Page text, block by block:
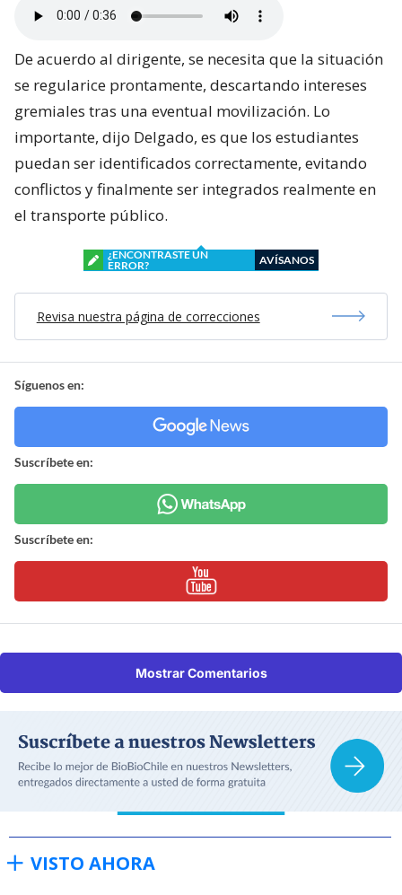
De acuerdo al dirigente, se necesita que la situación
se regularice prontamente, descartando intereses
gremiales tras una eventual movilización. Lo
importante, dijo Delgado, es que los estudiantes
puedan ser identificados correctamente, evitando
conflictos y finalmente ser integrados realmente en
el transporte público.
¿ENCONTRASTE UN
ERROR?
AVÍSANOS
Revisa nuestra página de correcciones
Síguenos en:
Suscríbete en:
Suscríbete en:
Mostrar Comentarios
VISTO AHORA